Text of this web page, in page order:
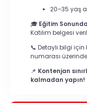
20–35 yaş
🎓 Eğitim Sonunda
Katılım belgesi
📞 Detaylı bilgi için
numarası
📌 Kontenjan
kalmadan yapın!